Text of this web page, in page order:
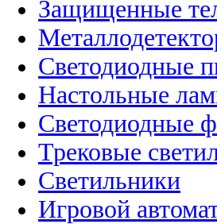
Защищенные
Светодиодные
Настольные
Светодиодные
Трековые
Светильники
Игровой